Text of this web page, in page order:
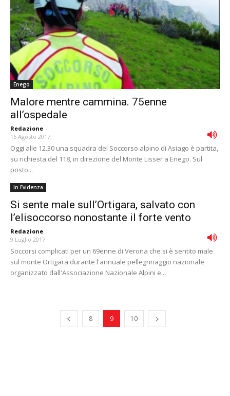
Enego
Malore mentre cammina. 75enne
all’ospedale
Redazione -
16 Agosto 2017
Oggi alle 12.30 una squadra del Soccorso alpino di Asiago è partita,
su richiesta del 118, in direzione del Monte Lisser a Enego. Sul
posto...
In Evidenza
Si sente male sull’Ortigara, salvato con
l’elisoccorso nonostante il forte vento
Redazione -
9 Luglio 2017
Soccorsi complicati per un 69enne di Verona che si è sentito male
sul monte Ortigara durante l'annuale pellegrinaggio nazionale
organizzato dall'Associazione Nazionale Alpini e...
8 9 10